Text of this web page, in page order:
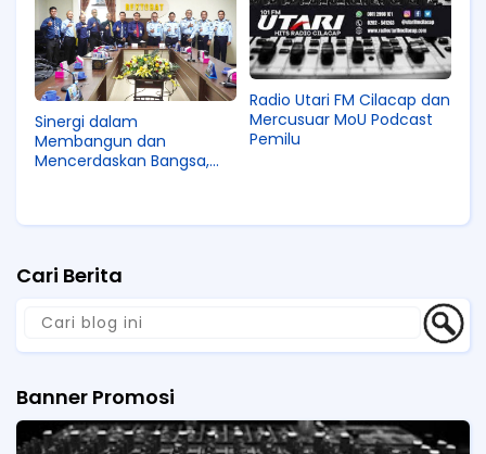
Sinergi dalam
Membangun dan
Mencerdaskan Bangsa,
Unimus
Radio Utari FM Cilacap dan
Mercusuar MoU Podcast
Pemilu
Cari Berita
Banner Promosi